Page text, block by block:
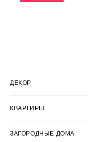
ДЕКОР
КВАРТИРЫ
ЗАГОРОДНЫЕ ДОМА